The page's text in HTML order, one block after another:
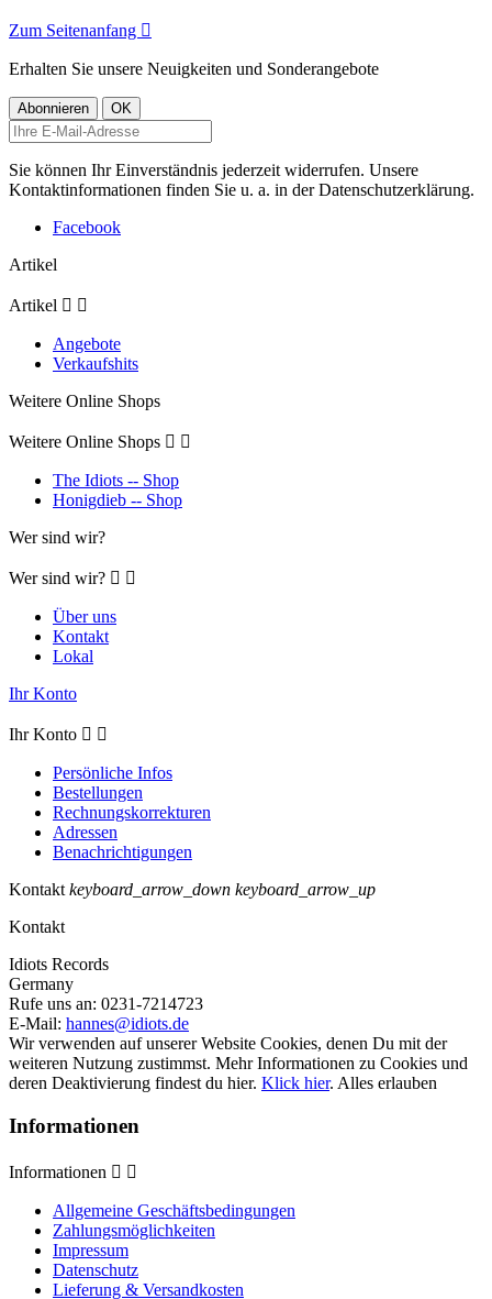
Zum Seitenanfang 
Erhalten Sie unsere Neuigkeiten und Sonderangebote
Sie können Ihr Einverständnis jederzeit widerrufen. Unsere
Kontaktinformationen finden Sie u. a. in der Datenschutzerklärung.
Facebook
Artikel
Artikel  
Angebote
Verkaufshits
Weitere Online Shops
Weitere Online Shops  
The Idiots -- Shop
Honigdieb -- Shop
Wer sind wir?
Wer sind wir?  
Über uns
Kontakt
Lokal
Ihr Konto
Ihr Konto  
Persönliche Infos
Bestellungen
Rechnungskorrekturen
Adressen
Benachrichtigungen
Kontakt keyboard_arrow_down keyboard_arrow_up
Kontakt
Idiots Records
Germany
Rufe uns an: 0231-7214723
E-Mail: hannes@idiots.de
Wir verwenden auf unserer Website Cookies, denen Du mit der
weiteren Nutzung zustimmst. Mehr Informationen zu Cookies und
deren Deaktivierung findest du hier. Klick hier. Alles erlauben
Informationen
Informationen  
Allgemeine Geschäftsbedingungen
Zahlungsmöglichkeiten
Impressum
Datenschutz
Lieferung & Versandkosten